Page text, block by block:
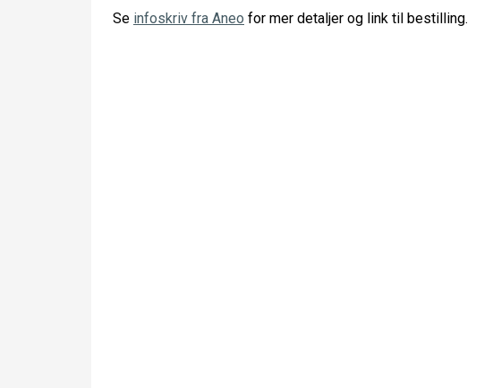
Se infoskriv fra Aneo for mer detaljer og link til bestilling.